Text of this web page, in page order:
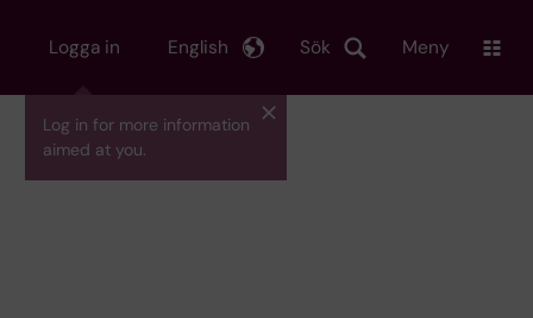
Logga in
Log in for more information
aimed at you.
Sök
English Meny